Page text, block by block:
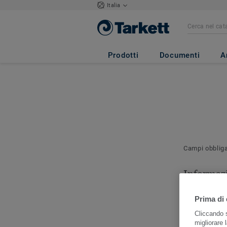
Italia
Prodotti Documenti
Campi
Indicare la
contattare
Prima di
Cliccando
migliorare